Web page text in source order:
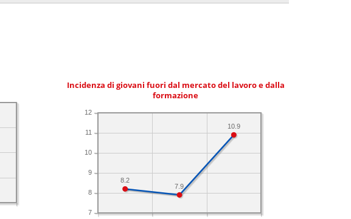
Incidenza di giovani fuori dal mercato del lavoro e dalla
formazione
7
8
9
10
11
12
10.9
7.9
8.2